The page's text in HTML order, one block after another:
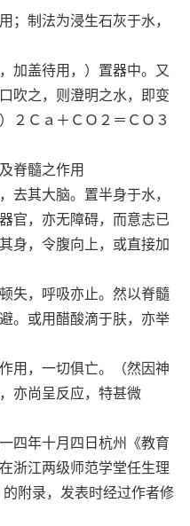
制法为浸生石灰于水，
盖待用，）置器中。又
吹之，则澄明之水，即变
２Ｃａ＋ＣＯ２＝ＣＯ３
脊髓之作用
其大脑。置半身于水，
官，亦无障碍，而意志已
身，令腹向上，或直接加
，呼吸亦止。然以脊髓
。或用醋酸滴于肤，亦举
，一切俱亡。（然因神
亦尚呈反应，特甚微
年十月四日杭州《教育
浙江两级师范学堂任生理
附录，发表时经过作者修